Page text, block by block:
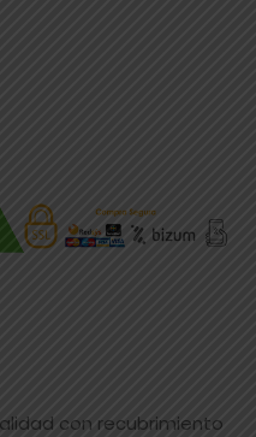
con recubrimiento